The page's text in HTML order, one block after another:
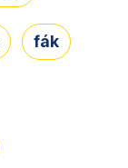
fák